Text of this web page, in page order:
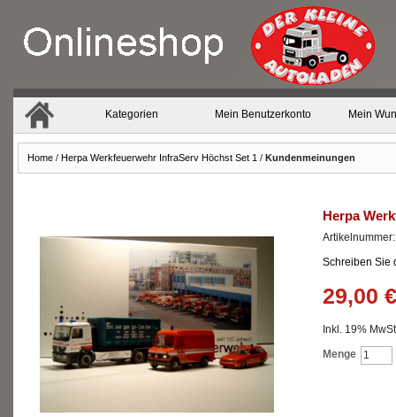
Kategorien Mein Benutzerkonto Mein
Home / Herpa Werkfeuerwehr InfraServ Höchst Set 1 / Kundenmeinungen
Herpa
Schreiben Sie
29,00 €
Inkl. 19%
Menge